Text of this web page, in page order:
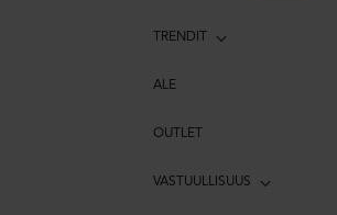
TRENDIT
ALE
OUTLET
VASTUULLISUUS